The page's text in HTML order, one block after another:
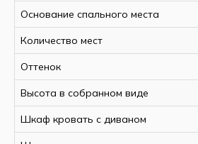
Материал фасада (шуфляды)
Цвет
Основание спального места
Количество мест
Оттенок
Высота в собранном виде
Шкаф кровать с диваном